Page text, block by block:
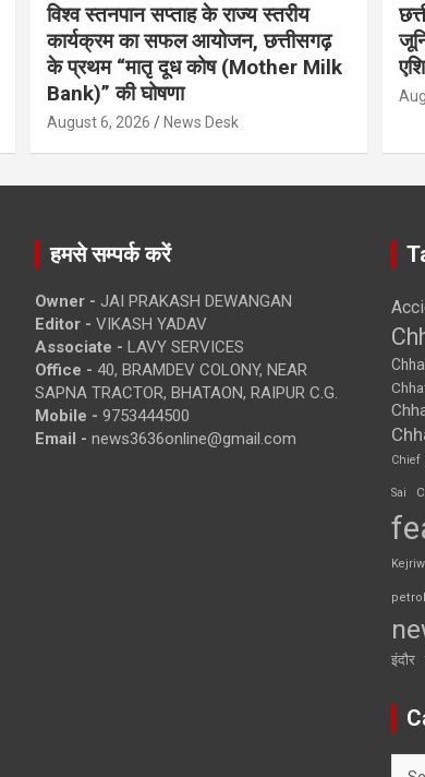
विश्व स्तनपान सप्ताह के राज्य स्तरीय
कार्यक्रम का सफल आयोजन, छत्तीसगढ़
के प्रथम “मातृ दूध कोष (Mother Milk
Bank)” की घोषणा
August 6, 2026 News Desk
हमसे सम्पर्क करें
Owner - JAI PRAKASH DEWANGAN
Editor - VIKASH YADAV
Associate - LAVY SERVICES
Office - 40, BRAMDEV COLONY, NEAR
SAPNA TRACTOR, BHATAON, RAIPUR C.G.
Mobile - 9753444500
Email - news3636online@gmail.com
Chief
Sai
petrol
इंदौर